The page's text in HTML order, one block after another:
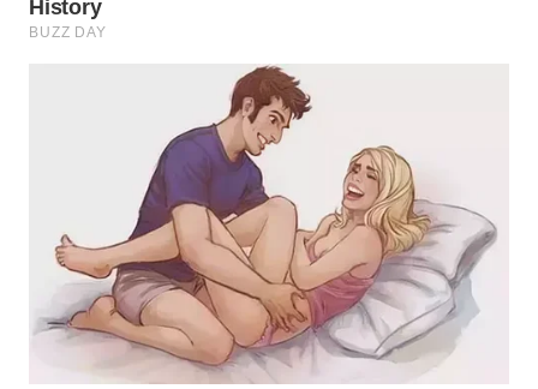
WN
SUKABUMI
TIMUR
WN
SEMARANG